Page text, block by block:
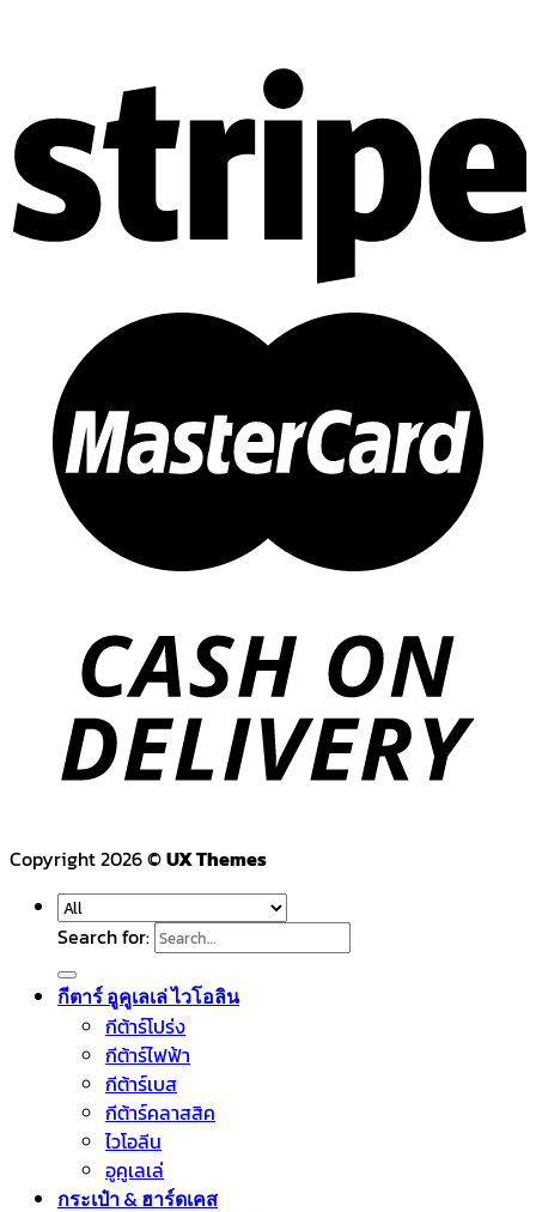
Copyright 2026 ©UX Themes
Search for:
กีตาร์ อูคูเลเล่ ไวโอลิน
กีต้าร์โปร่ง
กีต้าร์ไฟฟ้า
กีต้าร์เบส
กีต้าร์คลาสสิค
ไวโอลีน
อูคูเลเล่
กระเป๋า & ฮาร์ดเคส